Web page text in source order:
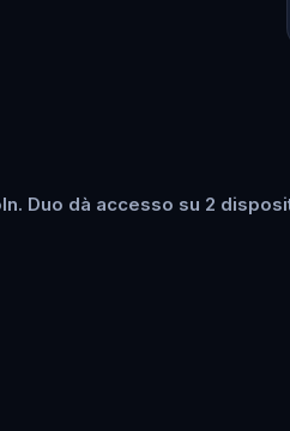
Duo dà accesso su 2